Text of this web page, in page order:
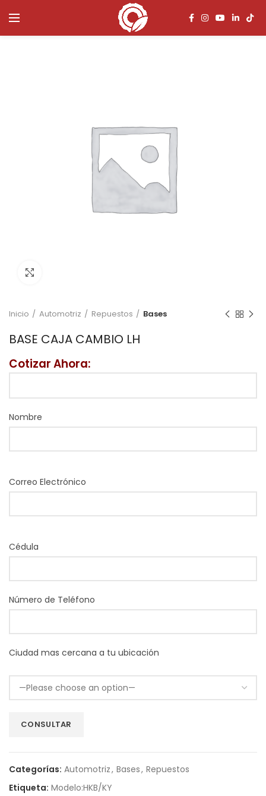
Inicio Automotriz Repuestos Bases
BASE CAJA CAMBIO LH
Cotizar Ahora:
Nombre
Correo Electrónico
Cédula
Número de Teléfono
Ciudad mas cercana a tu ubicación
Categorías: Automotriz, Bases, Repuestos
Etiqueta: Modelo:HKB/KY